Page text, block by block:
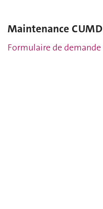
Maintenance CUMD
Formulaire de demande